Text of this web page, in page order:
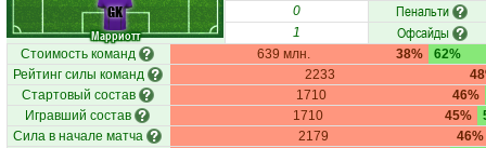
Марриотт
GK 0 Пенальти
1 Офсайды
Стоимость команд 639 млн. 38%
62%
Рейтинг силы команд
2233
Стартовый состав
1710
46%
Игравший состав
1710 45%
Сила в начале матча
2179
46%